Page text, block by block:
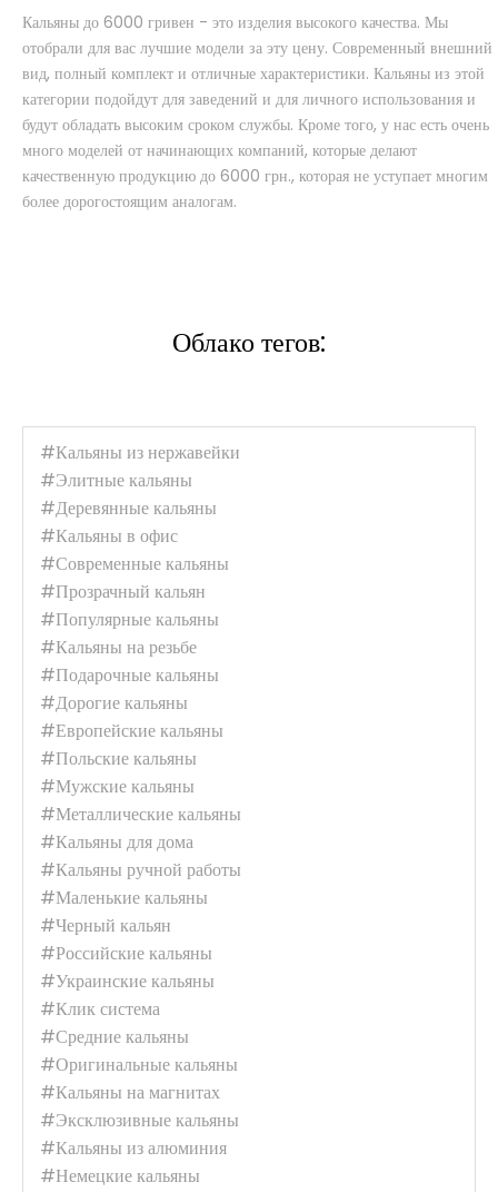
Кальян KARMA MODEL 0.1 зеленый
4 990 грн.
В наличии
Это шахта для кальяна, выполненная командой молодого украинского
Купить
Кальян KARMA MODEL 0.1 коричневый
4 990 грн.
В наличии
Это шахта для кальяна, выполненная командой молодого украинского
бренда Karma. Все шахты выполнены в..
Купить
Кальяны до 6000 гривен - это изделия высокого качества. Мы
отобрали для вас лучшие модели за эту цену. Современный внешний
вид, полный комплект и отличные характеристики. Кальяны из этой
категории подойдут для заведений и для личного использования и
будут обладать высоким сроком службы. Кроме того, у нас есть очень
много моделей от начинающих компаний, которые делают
качественную продукцию до 6000 грн., которая не уступает многим
более дорогостоящим аналогам.
Облако тегов:
#Кальяны из нержавейки
#Элитные кальяны
#Деревянные кальяны
#Кальяны в офис
#Современные кальяны
#Прозрачный кальян
#Популярные кальяны
#Кальяны на резьбе
#Подарочные кальяны
#Дорогие кальяны
#Европейские кальяны
#Польские кальяны
#Мужские кальяны
#Металлические кальяны
#Кальяны для дома
#Кальяны ручной работы
#Маленькие кальяны
#Черный кальян
#Российские кальяны
#Украинские кальяны
#Клик система
#Средние кальяны
#Оригинальные кальяны
#Кальяны на магнитах
#Эксклюзивные кальяны
#Кальяны из алюминия
#Немецкие кальяны